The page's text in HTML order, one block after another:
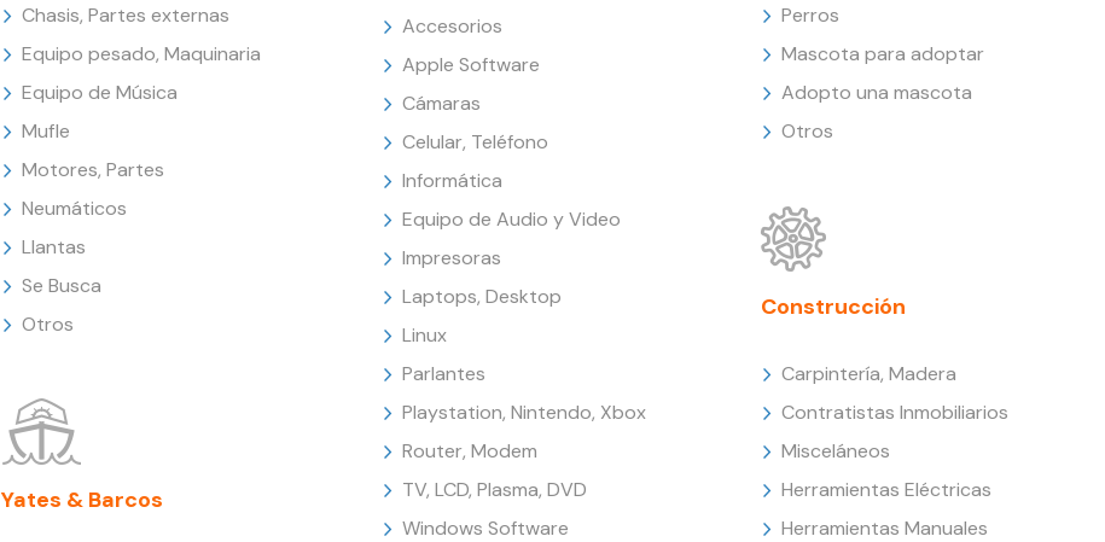
Chasis, Partes externas
Equipo pesado, Maquinaria
Equipo de Música
Mufle
Motores, Partes
Neumáticos
Llantas
Se Busca
Otros
Yates & Barcos
Accesorios
Apple Software
Cámaras
Celular, Teléfono
Informática
Equipo de Audio y Video
Impresoras
Laptops, Desktop
Linux
Parlantes
Playstation, Nintendo, Xbox
Router, Modem
TV, LCD, Plasma, DVD
Windows Software
Perros
Mascota para adoptar
Adopto una mascota
Otros
Construcción
Carpintería, Madera
Contratistas Inmobiliarios
Misceláneos
Herramientas Eléctricas
Herramientas Manuales